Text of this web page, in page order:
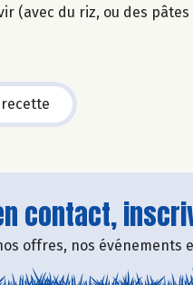
(avec du riz, ou des pâtes
contact,
offres, nos événements